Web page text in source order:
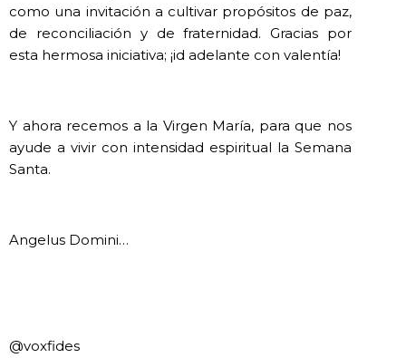
como una invitación a cultivar propósitos de paz,
de reconciliación y de fraternidad. Gracias por
esta hermosa iniciativa; ¡id adelante con valentía!
Y ahora recemos a la Virgen María, para que nos
ayude a vivir con intensidad espiritual la Semana
Santa.
Angelus Domini…
@voxfides